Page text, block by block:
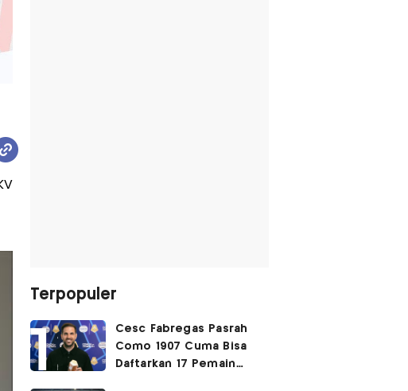
Terpopuler
Cesc Fabregas Pasrah
Como 1907 Cuma Bisa
Daftarkan 17 Pemain